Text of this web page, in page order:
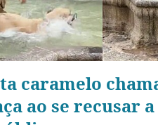
caramelo
ao se recusar